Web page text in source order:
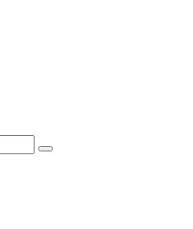
Gesellschaft